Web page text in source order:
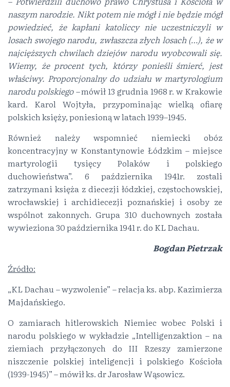
naszym narodzie. Nikt potem nie mógł i nie będzie mógł
powiedzieć, że kapłani katoliccy nie uczestniczyli w
losach swojego narodu, zwłaszcza złych losach (…), że w
najcięższych chwilach dziejów narodu wyobcowali się.
Wiemy, że procent tych, którzy ponieśli śmierć, jest
właściwy. Proporcjonalny do udziału w martyrologium
narodu polskiego –mówił 13 grudnia 1968 r. w Krakowie
kard. Karol Wojtyła, przypominając wielką ofiarę
polskich księży, poniesioną w latach 1939–1945.
Również należy wspomnieć niemiecki obóz
koncentracyjny w Konstantynowie Łódzkim – miejsce
martyrologii tysięcy Polaków i polskiego
duchowieństwa”. 6 października 1941r. zostali
zatrzymani księża z diecezji łódzkiej, częstochowskiej,
wrocławskiej i archidiecezji poznańskiej i osoby ze
wspólnot zakonnych. Grupa 310 duchownych została
wywieziona 30 października 1941 r. do KL Dachau.
Bogdan Pietrzak
Źródło:
„KL Dachau – wyzwolenie” – relacja ks. abp. Kazimierza
Majdańskiego.
O zamiarach hitlerowskich Niemiec wobec Polski i
narodu polskiego w wykładzie „Intelligenzaktion – na
ziemiach przyłączonych do III Rzeszy zamierzone
niszczenie polskiej inteligencji i polskiego Kościoła
(1939-1945)” – mówił ks. dr Jarosław Wąsowicz.